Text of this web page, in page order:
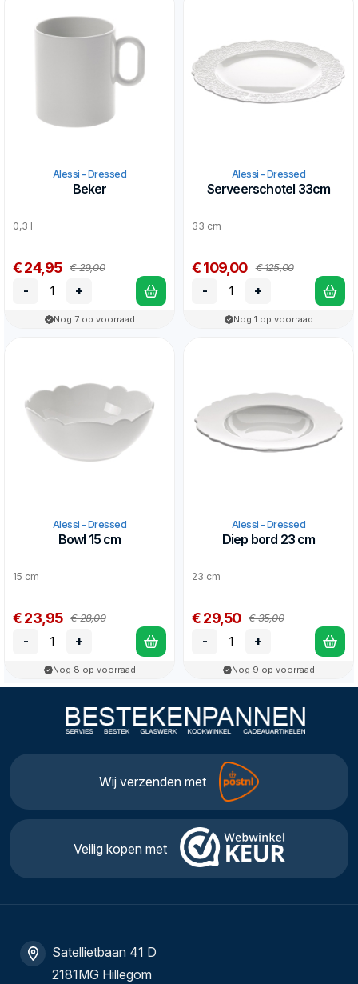
Alessi - Dressed
Beker
0,3 l
€ 24,95 € 29,00
- +
Nog 7 op voorraad
Alessi - Dressed
Serveerschotel 33cm
33 cm
€ 109,00 € 125,00
- +
Nog 1 op voorraad
Alessi - Dressed
Bowl 15 cm
15 cm
€ 23,95 € 28,00
- +
Nog 8 op voorraad
Alessi - Dressed
Diep bord 23 cm
23 cm
€ 29,50 € 35,00
- +
Nog 9 op voorraad
Wij verzenden met
Veilig kopen met
Satellietbaan 41 D
2181MG Hillegom